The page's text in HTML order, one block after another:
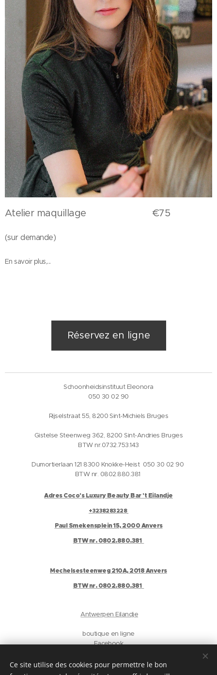
Atelier maquillage €75
(sur demande)
En savoir plus,...
Réservez en ligne
Schoonheidsinstituut Eleonora
050 30 02 90
Rijselstraat 55, 8200 Sint-Michiels Bruges
Gistelse Steenweg 362, 8200 Sint-Andries Bruges
BTW nr.0732.753.143
Dumortierlaan 121 8300 Knokke-Heist 050 30 02 90
BTW nr. 0802.880.381
Adres Coco's Luxury Beauty Bar 't Eilandje
+3238283228
Paul Smekensplein 15, 2000 Anvers
BTW nr. 0802.880.381
Mechelsesteenweg 210A, 2018 Anvers
BTW nr. 0802.880.381
Antwerpen Eilandje
boutique en ligne
Facebook
Gelaat
Antwerpen
Ce site utilise des cookies pour permettre le bon